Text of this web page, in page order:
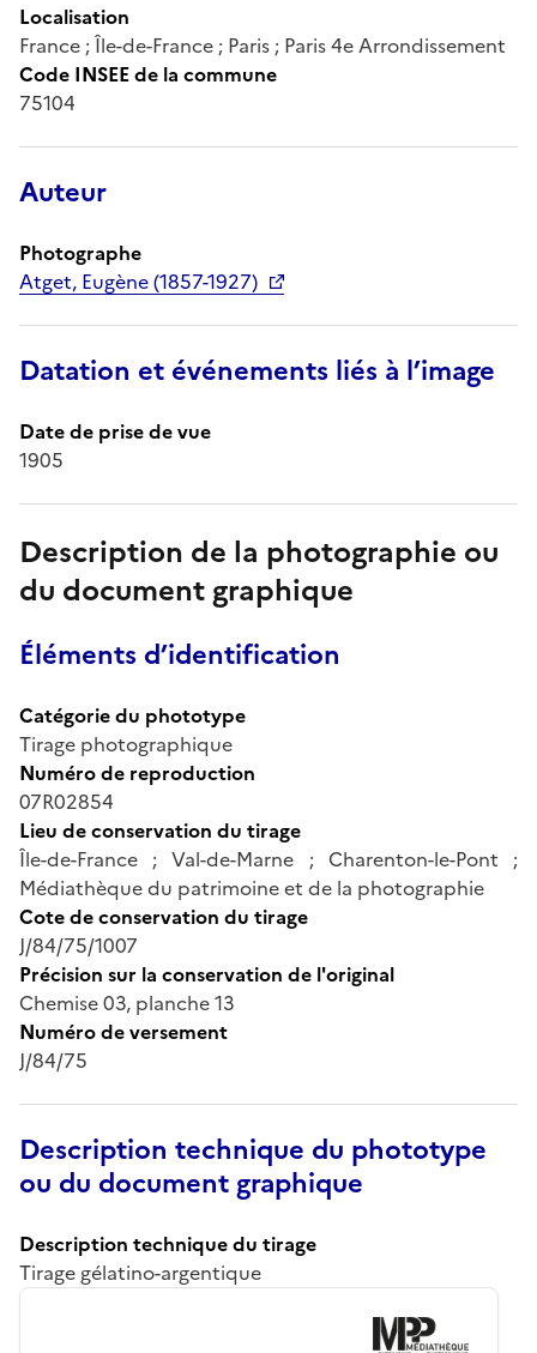
Localisation
France ; Île-de-France ; Paris ; Paris 4e Arrondissement
Code INSEE de la commune
75104
Auteur
Photographe
Atget, Eugène (1857-1927)
Datation et événements liés à l’image
Date de prise de vue
1905
Description de la photographie ou
du document graphique
Éléments d’identification
Catégorie du phototype
Tirage photographique
Numéro de reproduction
07R02854
Lieu de conservation du tirage
Île-de-France ; Val-de-Marne ; Charenton-le-Pont ;
Médiathèque du patrimoine et de la photographie
Cote de conservation du tirage
J/84/75/1007
Précision sur la conservation de l'original
Chemise 03, planche 13
Numéro de versement
J/84/75
Description technique du phototype
ou du document graphique
Description technique du tirage
Tirage gélatino-argentique